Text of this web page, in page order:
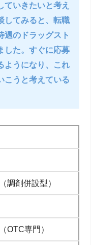
ていきたいと考え
してみると、転職
遇のドラッグスト
した。すぐに応募
ようになり、これ
こうと考えている
調剤併設型）
OTC専門）